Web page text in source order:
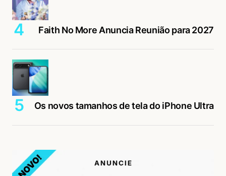
Faith No More Anuncia Reunião para 2027
Os novos tamanhos de tela do iPhone Ultra